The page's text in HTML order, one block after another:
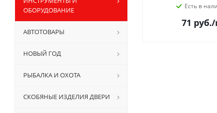
Есть в
71 руб./
ОБОРУДОВАНИЕ
АВТОТОВАРЫ
НОВЫЙ ГОД
РЫБАЛКА И ОХОТА
СКОБЯНЫЕ ИЗДЕЛИЯ ДВЕРИ